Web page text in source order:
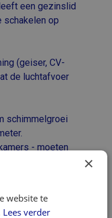
een gezinslid
schakelen op
(geiser, CV-
de luchtafvoer
schimmelgroei
- moeten
de filters
allergenen
×
website te
Lees verder